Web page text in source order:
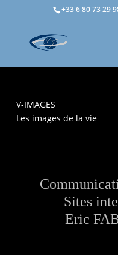
+33 6 80 73 29
V-IMAGES
Les images de la vie
Sites
Eric